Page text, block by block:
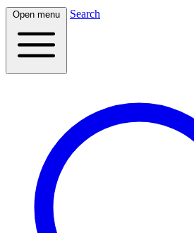
Open menu Search